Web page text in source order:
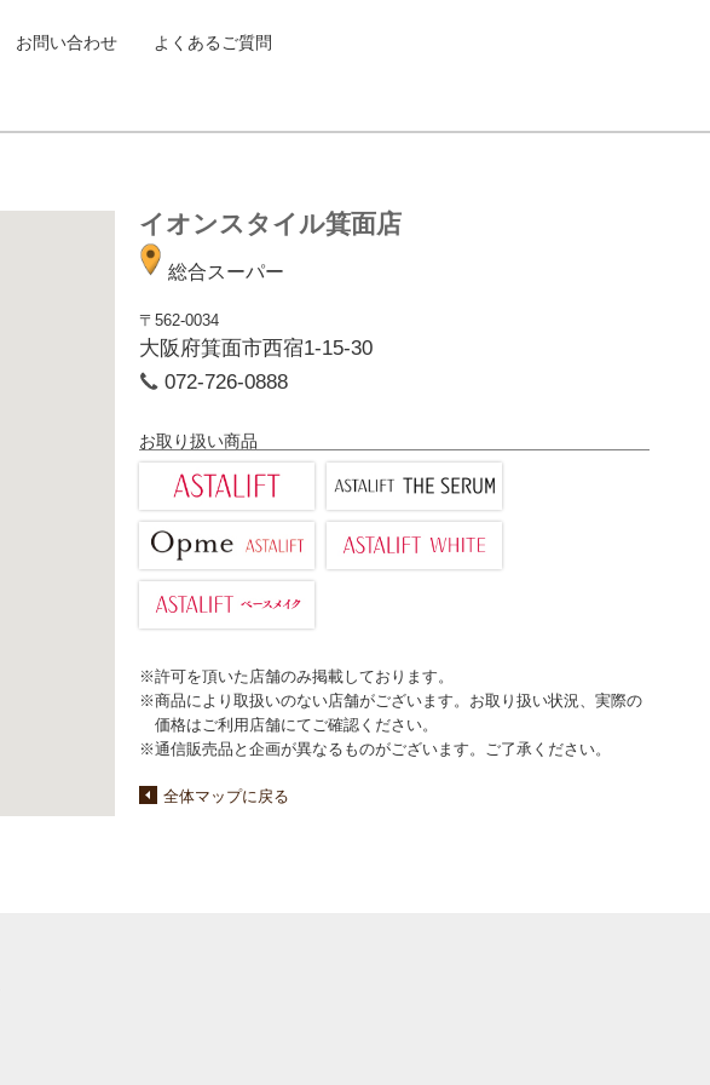
お問い合わせ よくあるご質問
イオンスタイル箕面店
総合スーパー
〒562-0034
大阪府箕面市西宿1-15-30
072-726-0888
お取り扱い商品
※許可を頂いた店舗のみ掲載しております。
※商品により取扱いのない店舗がございます。お取り扱い状況、実際の
価格はご利用店舗にてご確認ください。
※通信販売品と企画が異なるものがございます。ご了承ください。
全体マップに戻る